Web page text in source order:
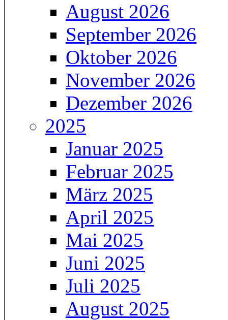
August 2026
September 2026
Oktober 2026
November 2026
Dezember 2026
2025
Januar 2025
Februar 2025
März 2025
April 2025
Mai 2025
Juni 2025
Juli 2025
August 2025